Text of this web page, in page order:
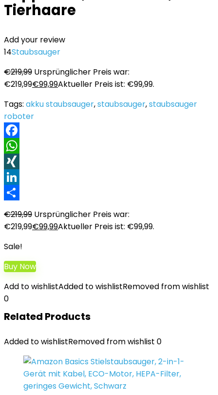
Tierhaare
Add your review
14Staubsauger
€219,99 Ursprünglicher Preis war:
€219,99€99,99Aktueller Preis ist: €99,99.
Tags: akku staubsauger,staubsauger,staubsauger
roboter
Facebook
WhatsApp
XING
LinkedIn
€219,99 Ursprünglicher Preis war:
€219,99€99,99Aktueller Preis ist: €99,99.
Sale!
Buy Now
Add to wishlistAdded to wishlistRemoved from wishlist
0
Related Products
Added to wishlistRemoved from wishlist 0